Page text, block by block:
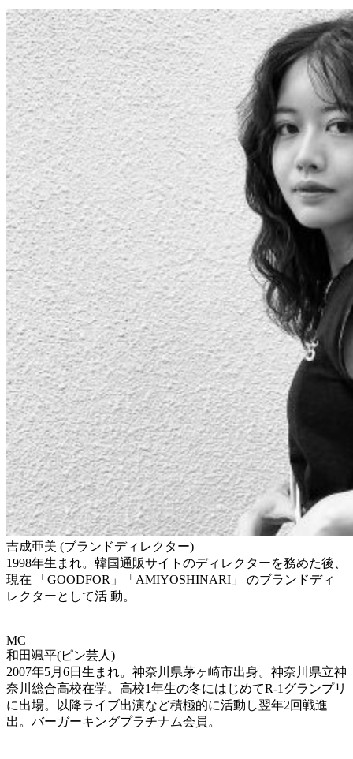
吉成亜美 (ブランドディレクター)
1998年生まれ。韓国通販サイトのディレクターを務めた後、
現在 「GOODFOR」「AMIYOSHINARI」 のブランドディ
レクターとして活 動。
MC
和田颯平(ピン芸人)
2007年5月6日生まれ。神奈川県茅ヶ崎市出身。神奈川県立神
奈川総合高校在学。高校1年生の冬にはじめてR-1グランプリ
に出場。以降ライブ出演など積極的に活動し翌年2回戦進
出。バーガーキングプラチナム会員。